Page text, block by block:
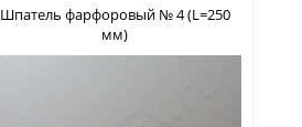
Шпатель фарфоровый № 4 (L=250
мм)